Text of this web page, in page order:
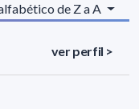
de Z a A
ver perfil >